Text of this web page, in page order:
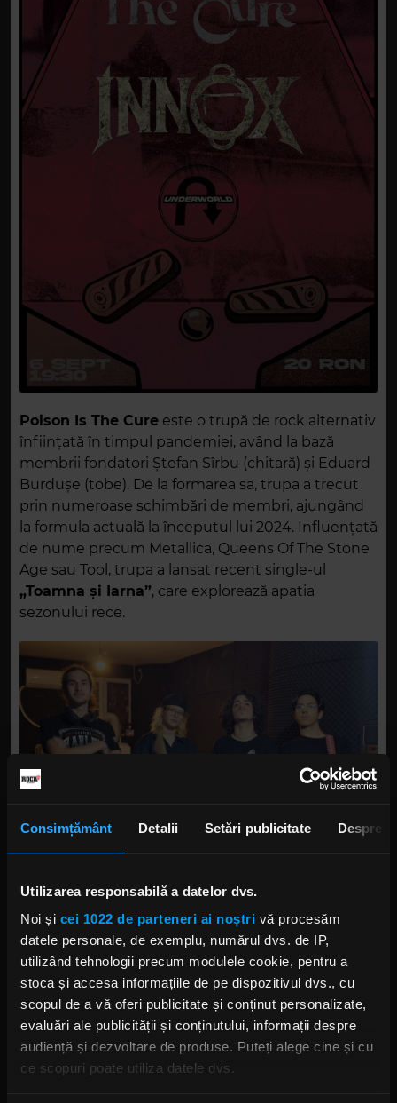
Consimțământ Detalii Setări publicitate Despre
Utilizarea responsabilă a datelor dvs.
Noi și cei 1022 de parteneri ai noștri vă procesăm
datele personale, de exemplu, numărul dvs. de IP,
utilizând tehnologii precum modulele cookie, pentru a
stoca și accesa informațiile de pe dispozitivul dvs., cu
scopul de a vă oferi publicitate și conținut personalizate,
evaluări ale publicității și conținutului, informații despre
audiență și dezvoltare de produse. Puteți alege cine și cu
ce scopuri poate utiliza datele dvs.
Poison Is The Cure este o trupă de rock alternativ
înființată în timpul pandemiei, având la bază
membrii fondatori Ștefan Sîrbu (chitară) și Eduard
Burdușe (tobe). De la formarea sa, trupa a trecut
prin numeroase schimbări de membri, ajungând
la formula actuală la începutul lui 2024. Influențată
de nume precum Metallica, Queens Of The Stone
Age sau Tool, trupa a lansat recent single-ul
„Toamna și Iarna”, care explorează apatia
sezonului rece.
INNOX, înființată în vara lui 2025, este o trupă
metal cu influențe grunge și funk, care își
propune să demonstreze că energia rock nu
oxidează niciodată. Cu un sound aflat încă în
formare, INNOX caută să transmită publicului o
stare de spirit dincolo de aparențe, oferind o
experiență muzicală autentică și energizantă.